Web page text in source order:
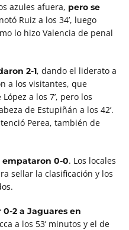
azules afuera, pero se
Ruiz a los 34’, luego
lo hizo Valencia de penal
2-1, dando el liderato a
a los visitantes, que
a los 7’, pero los
de Estupiñán a los 42’.
Perea, también de
empataron 0-0. Los locales
sellar la clasificación y los
2 a Jaguares en
a los 53’ minutos y el de